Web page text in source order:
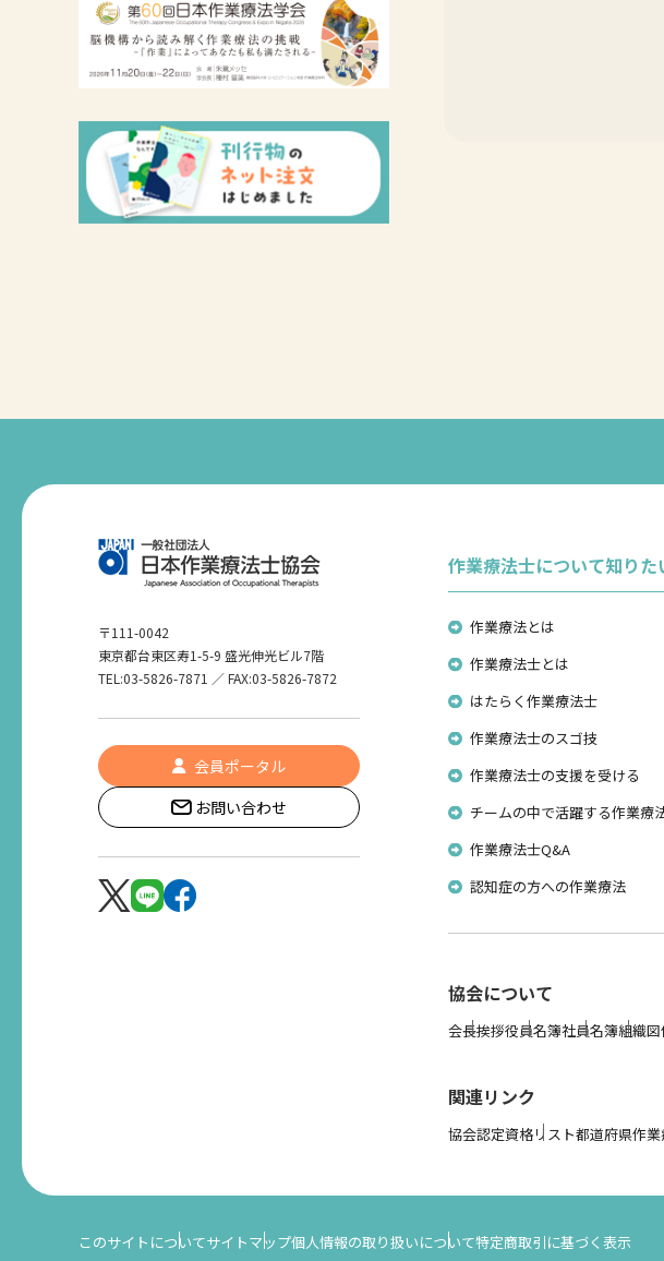
〒111-0042
東京都台東区寿1-5-9 盛光伸光ビル7階
TEL:03-5826-7871 ／ FAX:03-5826-7872
会員ポータル
お問い合わせ
作業療法士について知りた
作業療法とは
作業療法士とは
はたらく作業療法士
作業療法士のスゴ技
作業療法士の支援を受ける
チームの中で活躍する作業療
作業療法士Q&A
認知症の方への作業療法
協会について
会長挨拶役員名簿社員名簿組織図
関連リンク
協会認定資格リスト都道府県作
このサイトについてサイトマップ個人情報の取り扱いについて特定商取引に基づく表示